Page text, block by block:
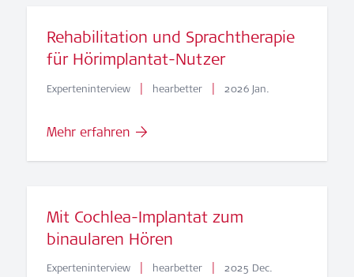
Rehabilitation und Sprachtherapie
für Hörimplantat-Nutzer
Experteninterview | hearbetter | 2026 Jan.
Mehr erfahren
Mit Cochlea-Implantat zum
binaularen Hören
Experteninterview | hearbetter | 2025 Dec.